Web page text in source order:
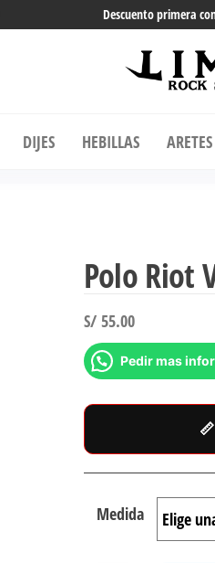
Descuento primera
DIJES HEBILLAS ARETES
Polo Riot
S/55.00
Pedir mas
Medida